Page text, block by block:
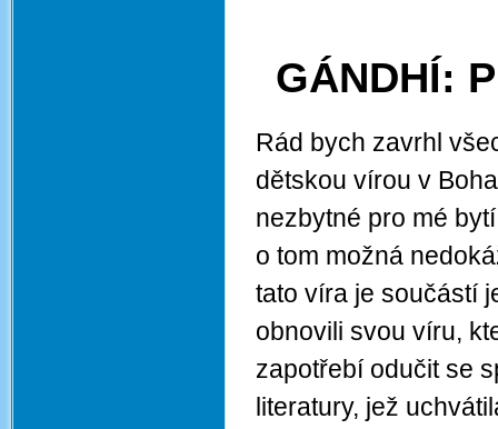
GÁNDHÍ:
Rád bych zavrhl
dětskou vírou v
nezbytné pro mé
o tom možná
tato víra je součástí
obnovili svou víru,
zapotřebí odučit se
literatury, jež